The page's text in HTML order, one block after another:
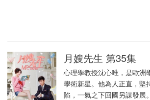
月嫂先生 第35集
心理學教授沈心唯，是歐洲
學術新星。他為人正直，堅
陷，一氣之下回國另謀發展